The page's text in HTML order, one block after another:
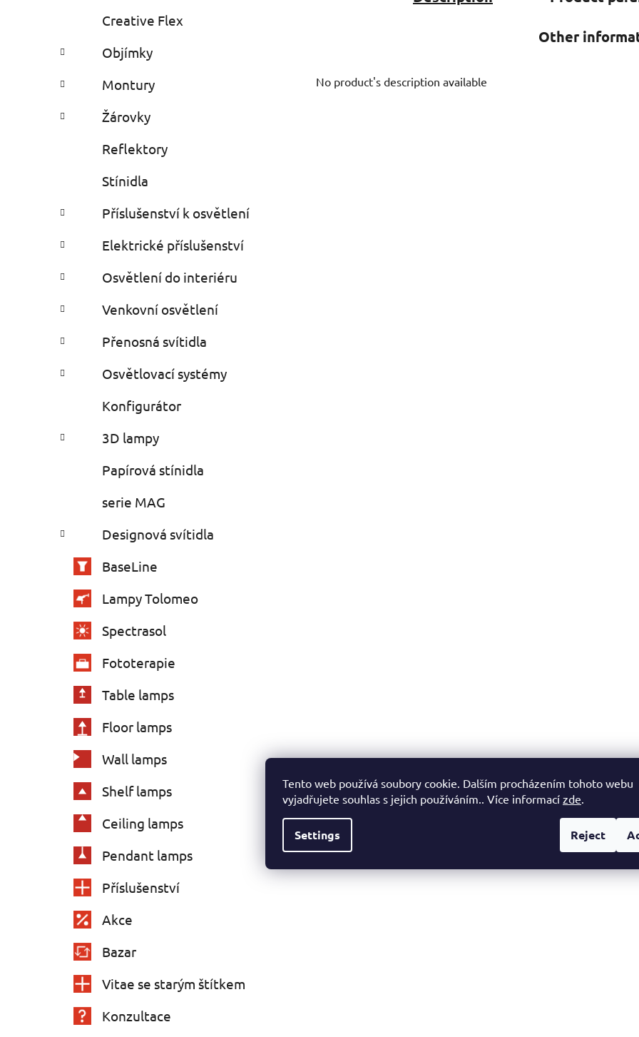
Tento web používá soubory cookie. Dalším procházením tohoto webu
vyjadřujete souhlas s jejich používáním.. Více informací zde.
Settings Reject
Creative Flex
Objímky
Montury
Žárovky
Reflektory
Stínidla
Příslušenství k osvětlení
Elektrické příslušenství
Osvětlení do interiéru
Venkovní osvětlení
Přenosná svítidla
Osvětlovací systémy
Konfigurátor
3D lampy
Papírová stínidla
serie MAG
Designová svítidla
BaseLine
Lampy Tolomeo
Spectrasol
Fototerapie
Table lamps
Floor lamps
Wall lamps
Shelf lamps
Ceiling lamps
Pendant lamps
Příslušenství
Akce
Bazar
Vitae se starým štítkem
Konzultace
Other
No product's description available